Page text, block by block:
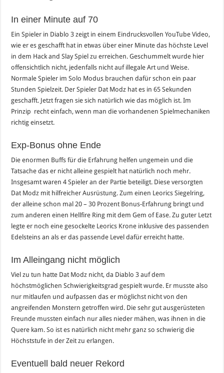
In einer Minute auf 70
Ein Spieler in Diablo 3 zeigt in einem Eindrucksvollen YouTube Video,
wie er es geschafft hat in etwas über einer Minute das höchste Level
in dem Hack and Slay Spiel zu erreichen. Geschummelt wurde hier
offensichtlich nicht, jedenfalls nicht auf illegale Art und Weise.
Normale Spieler im Solo Modus brauchen dafür schon ein paar
Stunden Spielzeit. Der Spieler Dat Modz hat es in 65 Sekunden
geschafft. Jetzt fragen sie sich natürlich wie das möglich ist. Im
Prinzip recht einfach, wenn man die vorhandenen Spielmechaniken
richtig einsetzt.
Exp-Bonus ohne Ende
Die enormen Buffs für die Erfahrung helfen ungemein und die
Tatsache das er nicht alleine gespielt hat natürlich noch mehr.
Insgesamt waren 4 Spieler an der Partie beteiligt. Diese versorgten
Dat Modz mit hilfreicher Ausrüstung. Zum einen Leorics Siegelring,
der alleine schon mal 20 – 30 Prozent Bonus-Erfahrung bringt und
zum anderen einen Hellfire Ring mit dem Gem of Ease. Zu guter Letzt
legte er noch eine gesockelte Leorics Krone inklusive des passenden
Edelsteins an als er das passende Level dafür erreicht hatte.
Im Alleingang nicht möglich
Viel zu tun hatte Dat Modz nicht, da Diablo 3 auf dem
höchstmöglichen Schwierigkeitsgrad gespielt wurde. Er musste also
nur mitlaufen und aufpassen das er möglichst nicht von den
angreifenden Monstern getroffen wird. Die sehr gut ausgerüsteten
Freunde mussten einfach nur alles nieder mähen, was ihnen in die
Quere kam. So ist es natürlich nicht mehr ganz so schwierig die
Höchststufe in der Zeit zu erlangen.
Eventuell bald neuer Rekord